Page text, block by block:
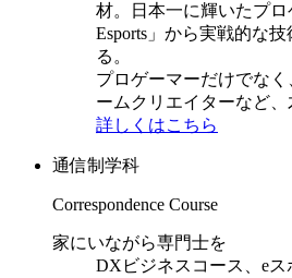
材。日本一に輝いたプ
Esports」から実戦的な
る。
プロゲーマーだけでな
ームクリエイターなど、
詳しくはこちら
通信制学科
Correspondence Course
家にいながら専門士を
DXビジネスコース、e